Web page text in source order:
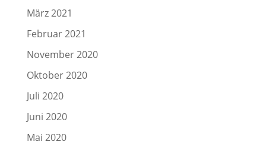
März 2021
Februar 2021
November 2020
Oktober 2020
Juli 2020
Juni 2020
Mai 2020